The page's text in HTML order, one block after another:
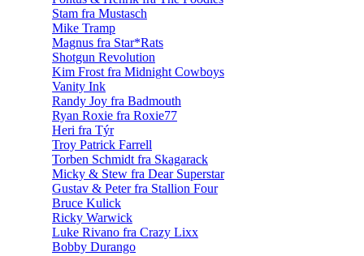
Stam fra Mustasch
Mike Tramp
Magnus fra Star*Rats
Shotgun Revolution
Kim Frost fra Midnight Cowboys
Vanity Ink
Randy Joy fra Badmouth
Ryan Roxie fra Roxie77
Heri fra Týr
Troy Patrick Farrell
Torben Schmidt fra Skagarack
Micky & Stew fra Dear Superstar
Gustav & Peter fra Stallion Four
Bruce Kulick
Ricky Warwick
Luke Rivano fra Crazy Lixx
Bobby Durango